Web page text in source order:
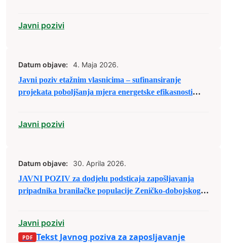
Javni pozivi
Datum objave:
4. Maja 2026.
Javni poziv etažnim vlasnicima – sufinansiranje
projekata poboljšanja mjera energetske efikasnosti
Javni pozivi
Datum objave:
30. Aprila 2026.
JAVNI POZIV za dodjelu podsticaja zapošljavanja
pripadnika branilačke populacije Zeničko-dobojskog
Javni pozivi
Tekst Javnog poziva za zaposljavanje